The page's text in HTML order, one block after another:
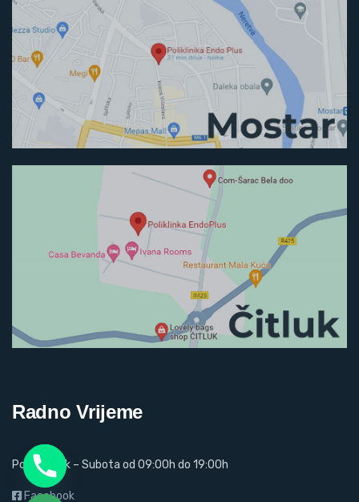
Radno Vrijeme
Ponedjeljak – Subota od 09:00h do 19:00h
Facebook